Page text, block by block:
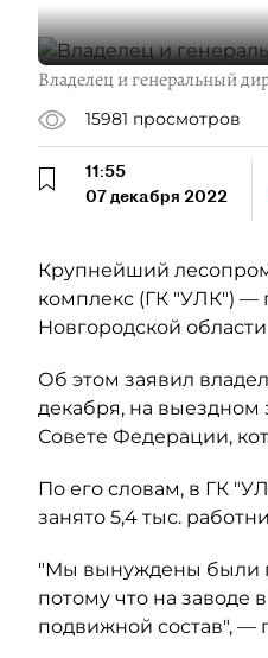
Владелец и генеральный
15981 просмотров
11:55
07 декабря 2022
Крупнейший
комплекс (ГК "УЛК") —
Новгородской
Об этом заявил
декабря, на выездном
Совете Федерации,
По его словам, в ГК
занято 5,4 тыс.
"Мы вынуждены были
потому что на заводе
подвижной состав", —